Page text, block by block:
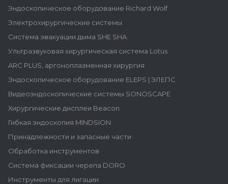
Эндоскопическое оборудование Richard Wolf
Электрохирургические системы
Система эвакуации дыма SHE SHA
Ультразвуковая хирургическая система Lotus
ARC PLUS, аргоноплазменная хирургия
Эндоскопическое оборудование ELEPS | ЭЛЕПС
Видеоэндоскопические системы SONOSCAPE
Хирургические дисплеи Beacon
Гибкая эндоскопия MINDSION
Принадлежности и запасные части
Обработка инструментов
Система фиксации черепа DORO
Инструменты для лигации